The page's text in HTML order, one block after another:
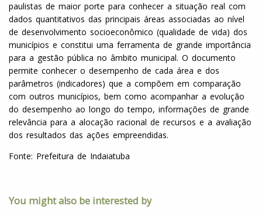
paulistas de maior porte para conhecer a situação real com
dados quantitativos das principais áreas associadas ao nível
de desenvolvimento socioeconômico (qualidade de vida) dos
municípios e constitui uma ferramenta de grande importância
para a gestão pública no âmbito municipal. O documento
permite conhecer o desempenho de cada área e dos
parâmetros (indicadores) que a compõem em comparação
com outros municípios, bem como acompanhar a evolução
do desempenho ao longo do tempo, informações de grande
relevância para a alocação racional de recursos e a avaliação
dos resultados das ações empreendidas.
Fonte: Prefeitura de Indaiatuba
You might also be interested by